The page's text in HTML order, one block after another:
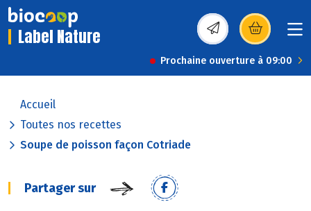
Label Nature (s’ouvre dans une
Prochaine ouverture à 09:00
Accueil
Toutes nos recettes
Soupe de poisson façon Cotriade
Partager sur